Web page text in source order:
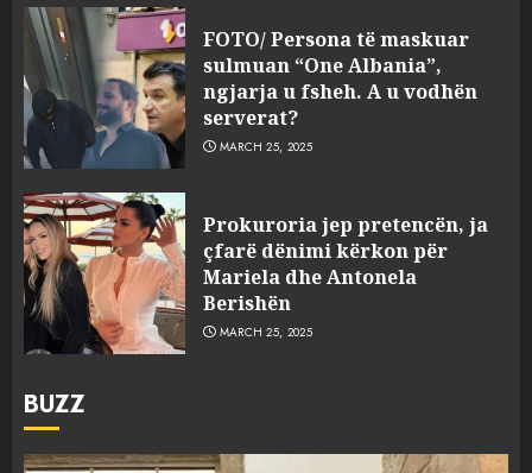
FOTO/ Persona të maskuar
sulmuan “One Albania”,
ngjarja u fsheh. A u vodhën
serverat?
MARCH 25, 2025
Prokuroria jep pretencën, ja
çfarë dënimi kërkon për
Mariela dhe Antonela
Berishën
MARCH 25, 2025
BUZZ